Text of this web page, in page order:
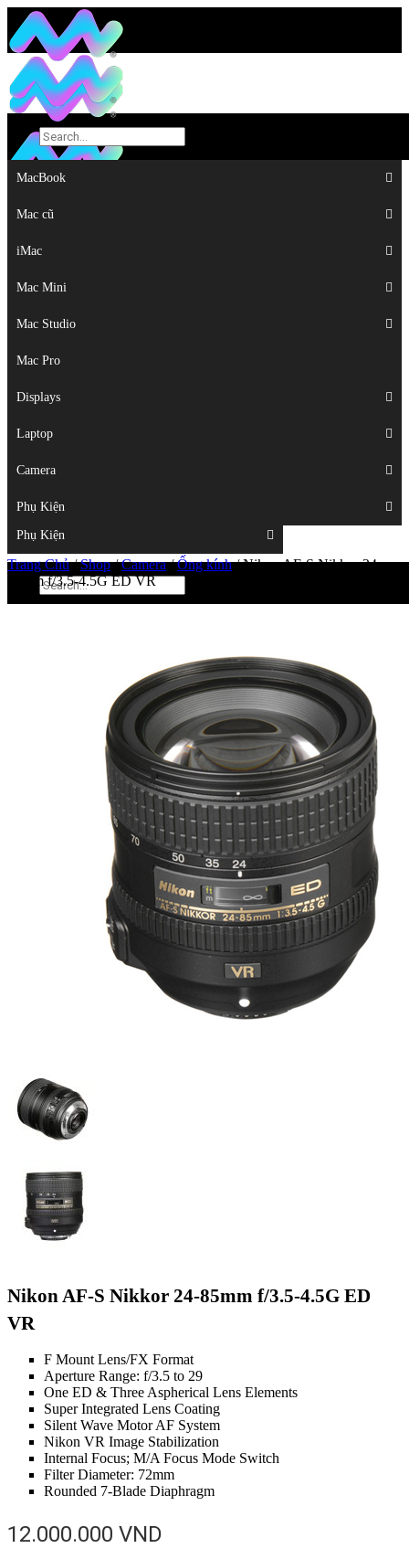
MacBook
Mac cũ
iMac
Mac Mini
Mac Studio
Mac Pro
Displays
Laptop
Camera
Phụ Kiện
MacBook
Mac cũ
iMac
Mac Mini
Mac Studio
Mac Pro
Displays
Laptop
Camera
Phụ Kiện
Top
Trang Chủ/Shop/Camera/Ống kính/Nikon AF-S Nikkor 24-
85mm f/3.5-4.5G ED VR
Nikon AF-S Nikkor 24-85mm f/3.5-4.5G ED
VR
F Mount Lens/FX Format
Aperture Range: f/3.5 to 29
One ED & Three Aspherical Lens Elements
Super Integrated Lens Coating
Silent Wave Motor AF System
Nikon VR Image Stabilization
Internal Focus; M/A Focus Mode Switch
Filter Diameter: 72mm
Rounded 7-Blade Diaphragm
12.000.000 VND